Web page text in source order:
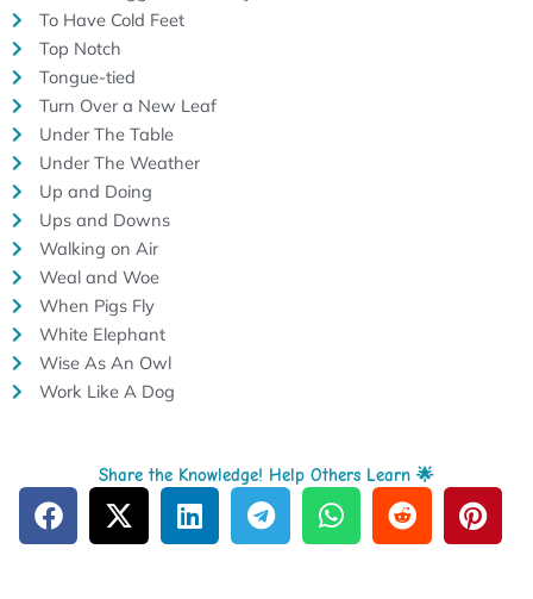
To Have Cold Feet
Top Notch
Tongue-tied
Turn Over a New Leaf
Under The Table
Under The Weather
Up and Doing
Ups and Downs
Walking on Air
Weal and Woe
When Pigs Fly
White Elephant
Wise As An Owl
Work Like A Dog
Share the Knowledge! Help Others Learn 🌟